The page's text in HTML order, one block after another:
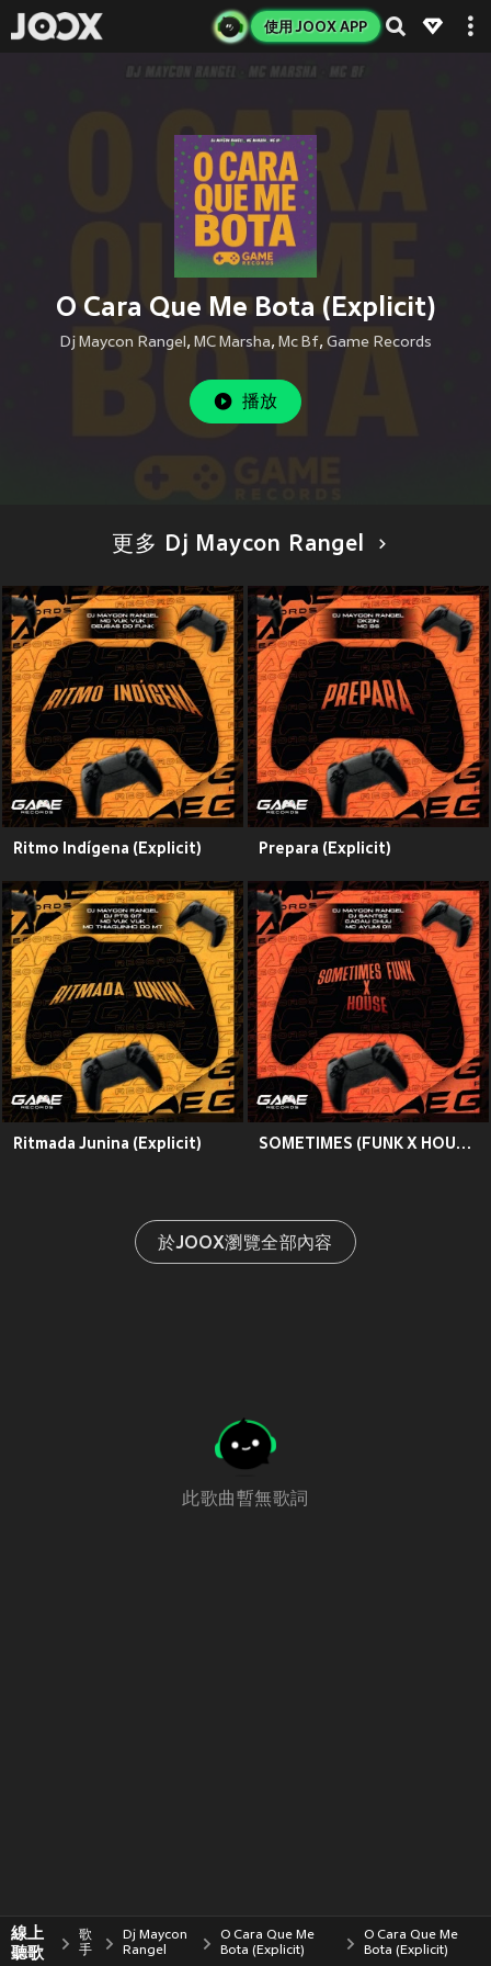
使用 JOOX APP
O Cara Que Me Bota (Explicit)
Dj Maycon Rangel , MC Marsha, Mc Bf, Game Records
播放
更多 Dj Maycon Rangel
Ritmo Indígena (Explicit) Prepara (Explicit)
Ritmada Junina (Explicit) SOMETIMES (FUNK X HOUSE) [Explicit]
於JOOX瀏覽全部內容
此歌曲暫無歌詞
線上
聽歌
歌
手
Dj Maycon
Rangel
O Cara Que Me
Bota (Explicit)
O Cara Que Me
Bota (Explicit)